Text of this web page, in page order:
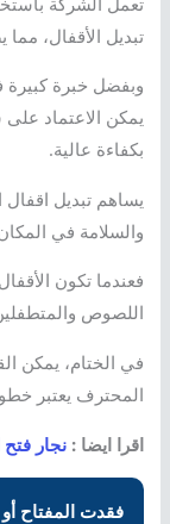
تبديل الأقفال،
وبفضل خبرة
يمكن الاعتماد
بكفاءة عالية.
يساهم تبديل
والسلامة في
فعندما تكون
اللصوص
في الختام، يمكن
المحترف يعتبر
اقرا ايضا :نجار
فقدت المفتاح